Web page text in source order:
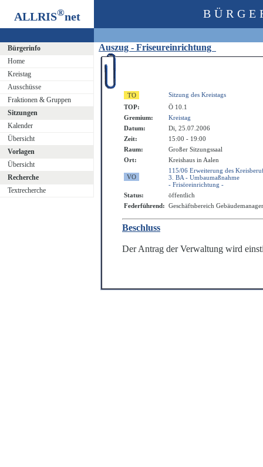
ALLRIS®net
Bürgerinfo
Home
Kreistag
Ausschüsse
Fraktionen & Gruppen
Sitzungen
Kalender
Übersicht
Vorlagen
Übersicht
Recherche
Textrecherche
Auszug - Friseureinrichtung
Sitzung des Kreistags
TOP:
Ö 10.1
Gremium:
Kreistag
Datum:
Di, 25.07.2006
Zeit:
15:00 - 19:00
Raum:
Großer Sitzungssaal
Ort:
Kreishaus in Aalen
115/06 Erweiterung des
3. BA - Umbaumaßnahme
- Frisöreinrichtung -
Status:
öffentlich
Federführend: Geschäftsbereich
Beschluss
Der Antrag der Verwaltung wird